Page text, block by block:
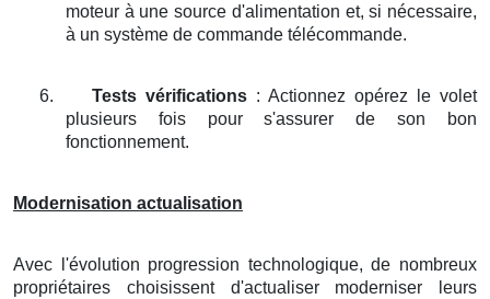
moteur à une source d'alimentation et, si nécessaire,
à un système de commande télécommande.
6. Tests vérifications : Actionnez opérez le volet
plusieurs fois pour s'assurer de son bon
fonctionnement.
Modernisation actualisation
Avec l'évolution progression technologique, de nombreux
propriétaires choisissent d'actualiser moderniser leurs